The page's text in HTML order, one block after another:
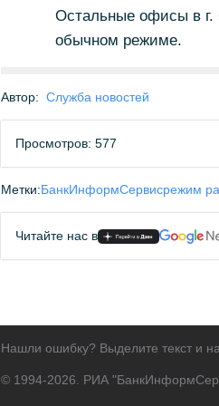
Остальные офисы в г.
обычном режиме.
Автор: Служба новостей
Просмотров: 577
Метки:БанкИнформСервисрежим
Читайте нас в
Нашли ошибку? Выделите текст и
© 1994-2026. РИА